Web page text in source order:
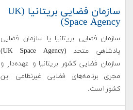
سازمان فضایی بریتانیا (UK
Space Agency)
سازمان فضایی بریتانیا یا سازمان فضایی
پادشاهی متحد (UK Space Agency)
سازمان فضایی کشور بریتانیا و عهده‌دار و
مجری برنامه‌های فضایی غیرنظامی این
کشور است.